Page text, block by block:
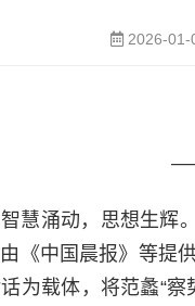
2026-01-
慧涌动，思想生辉
《中国晨报》等提
为载体，将范蠡“